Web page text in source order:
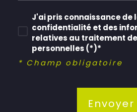
J'ai pris connaissance de
confidentialité et des
relatives au traitement
personnelles (*)*
* Champ obligatoire
Envoyer